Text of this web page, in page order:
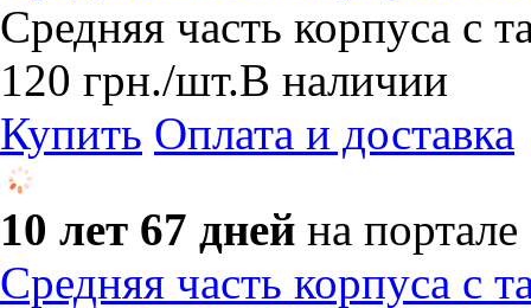
Средняя часть корпуса с
120 грн./шт.В наличии
Купить Оплата и доставка
10 лет 67 дней на портале
Средняя часть корпуса с